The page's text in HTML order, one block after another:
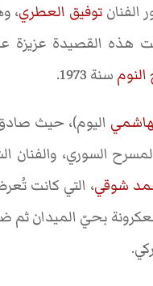
الفنانتوفيق العطري،
هذه القصيدة عزيزة
سنة 1973.
اليوم)، حيث
السوري، والفنان
شوقي، التي كانت
بحيّ الميدان ثم